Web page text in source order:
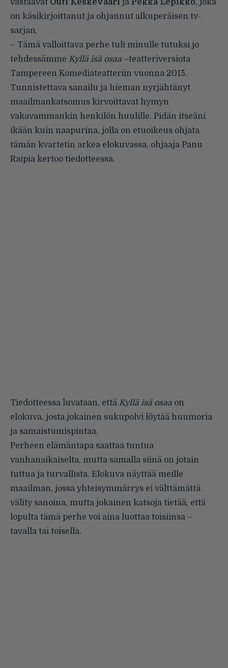
vastaavat Outi Keskevaari ja Pekka Lepikkö, joka
on käsikirjoittanut ja ohjannut alkuperäisen tv-
sarjan.
– Tämä valloittava perhe tuli minulle tutuksi jo
tehdessämme Kyllä isä osaa –teatteriversiota
Tampereen Komediateatteriin vuonna 2015.
Tunnistettava sanailu ja hieman nyrjähtänyt
maailmankatsomus kirvoittavat hymyn
vakavammankin henkilön huulille. Pidän itseäni
ikään kuin naapurina, jolla on etuoikeus ohjata
tämän kvartetin arkea elokuvassa, ohjaaja Panu
Raipia kertoo tiedotteessa.
Tiedotteessa luvataan, että Kyllä isä osaa on
elokuva, josta jokainen sukupolvi löytää huumoria
ja samaistumispintaa.
Perheen elämäntapa saattaa tuntua
vanhanaikaiselta, mutta samalla siinä on jotain
tuttua ja turvallista. Elokuva näyttää meille
maailman, jossa yhteisymmärrys ei välttämättä
välity sanoina, mutta jokainen katsoja tietää, että
lopulta tämä perhe voi aina luottaa toisiinsa –
tavalla tai toisella.